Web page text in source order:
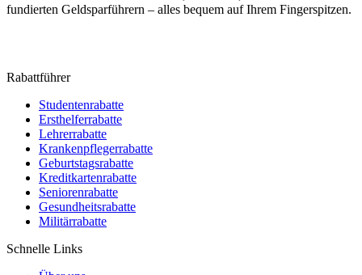
fundierten Geldsparführern – alles bequem auf Ihrem Fingerspitzen.
Rabattführer
Studentenrabatte
Ersthelferrabatte
Lehrerrabatte
Krankenpflegerrabatte
Geburtstagsrabatte
Kreditkartenrabatte
Seniorenrabatte
Gesundheitsrabatte
Militärrabatte
Schnelle Links